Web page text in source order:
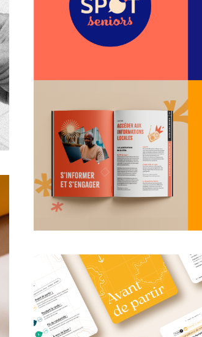
Des lieux de
seniors